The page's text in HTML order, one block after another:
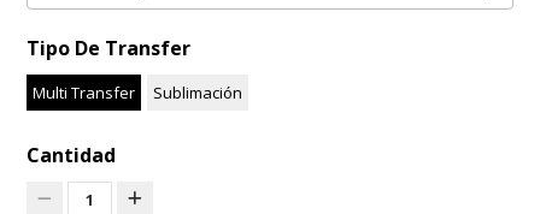
Tipo De Transfer
Multi Transfer Sublimación
Cantidad
1